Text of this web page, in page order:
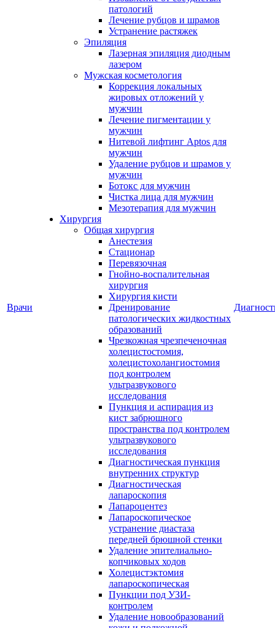
Врачи
патологий
Лечение рубцов и шрамов
Устранение растяжек
Эпиляция
Лазерная эпиляция диодным
лазером
Мужская косметология
Коррекция локальных
жировых отложений у
мужчин
Лечение пигментации у
мужчин
Нитевой лифтинг Aptos для
мужчин
Удаление рубцов и шрамов у
мужчин
Ботокс для мужчин
Чистка лица для мужчин
Мезотерапия для мужчин
Хирургия
Общая хирургия
Анестезия
Стационар
Перевязочная
Гнойно-воспалительная
хирургия
Хирургия кисти
Дренирование
патологических жидкостных
образований
Чрезкожная чрезпеченочная
холецистостомия,
холецистохолангиостомия
под контролем
ультразвукового
исследования
Пункция и аспирация из
кист забрюшного
пространства под контролем
ультразвукового
исследования
Диагностическая пункция
внутренних структур
Диагностическая
лапароскопия
Лапароцентез
Лапароскопическое
устранение диастаза
передней брюшной стенки
Удаление эпителиально-
копчиковых ходов
Холецистэктомия
лапароскопическая
Пункции под УЗИ-
контролем
Удаление новообразований